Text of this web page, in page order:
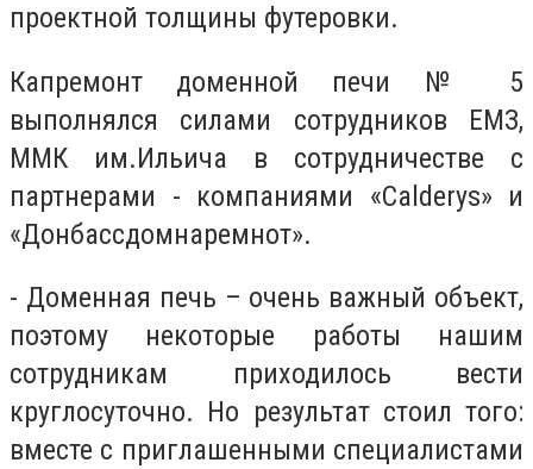
проектной толщины футеровки.
Капремонт доменной печи № 5
выполнялся силами сотрудников ЕМЗ,
ММК им.Ильича в сотрудничестве с
партнерами - компаниями «Calderys» и
«Донбассдомнаремнот».
- Доменная печь – очень важный объект,
поэтому некоторые работы нашим
сотрудникам приходилось вести
круглосуточно. Но результат стоил того:
вместе с приглашенными специалистами